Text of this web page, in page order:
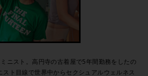
ニスト。高円寺の古着屋で5年間勤務をしたの
ト目線で世界中からセクシュアルウェルネス